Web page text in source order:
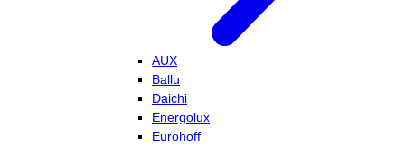
AUX
Ballu
Daichi
Energolux
Eurohoff